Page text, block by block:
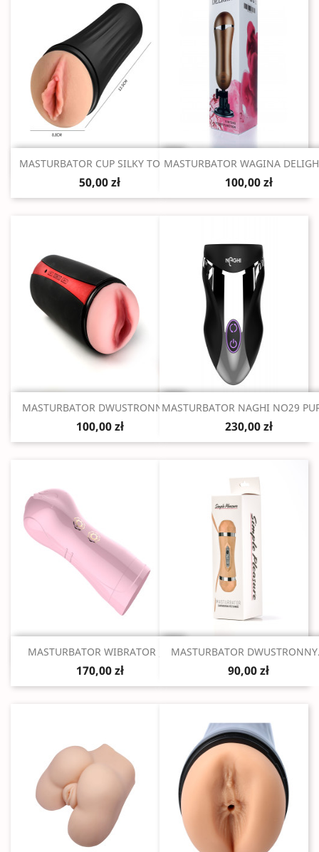
Szybki podgląd
MASTURBATOR CUP SILKY TOUCH
50,00 zł
Szybki podgląd
MASTURBATOR WAGINA
100,00 zł
Szybki podgląd
MASTURBATOR DWUSTRONNY...
100,00 zł
Szybki podgląd
MASTURBATOR NAGHI NO29
230,00 zł
Szybki podgląd
MASTURBATOR WIBRATOR /...
170,00 zł
Szybki podgląd
MASTURBATOR
90,00 zł